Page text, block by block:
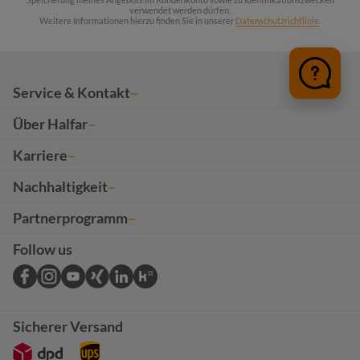
verwendet werden dürfen.
Weitere Informationen hierzu finden Sie in unserer Datenschutzrichtlinie
Service & Kontakt
Über Halfar
Karriere
Nachhaltigkeit
Partnerprogramm
Follow us
Sicherer Versand